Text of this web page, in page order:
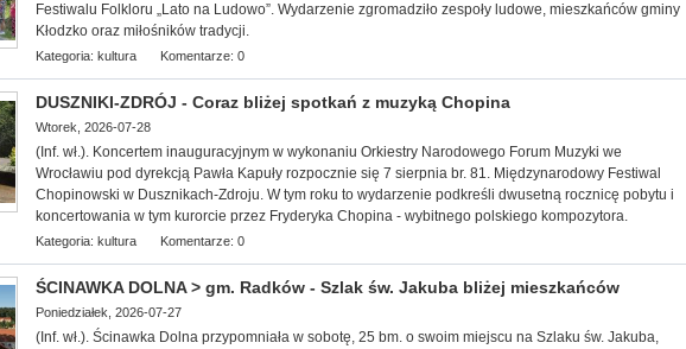
Festiwalu Folkloru „Lato na Ludowo”. Wydarzenie zgromadziło zespoły ludowe, mieszkańców gminy
Kłodzko oraz miłośników tradycji.
Kategoria: kultura Komentarze: 0
DUSZNIKI-ZDRÓJ - Coraz bliżej spotkań z muzyką Chopina
Wtorek, 2026-07-28
(Inf. wł.). Koncertem inauguracyjnym w wykonaniu Orkiestry Narodowego Forum Muzyki we
Wrocławiu pod dyrekcją Pawła Kapuły rozpocznie się 7 sierpnia br. 81. Międzynarodowy Festiwal
Chopinowski w Dusznikach-Zdroju. W tym roku to wydarzenie podkreśli dwusetną rocznicę pobytu i
koncertowania w tym kurorcie przez Fryderyka Chopina - wybitnego polskiego kompozytora.
Kategoria: kultura Komentarze: 0
ŚCINAWKA DOLNA > gm. Radków - Szlak św. Jakuba bliżej mieszkańców
Poniedziałek, 2026-07-27
(Inf. wł.). Ścinawka Dolna przypomniała w sobotę, 25 bm. o swoim miejscu na Szlaku św. Jakuba,